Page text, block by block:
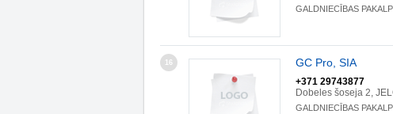
GALDNIECĪBAS
16 GC Pro, SIA
+371 29743877
Dobeles šoseja 2,
GALDNIECĪBAS